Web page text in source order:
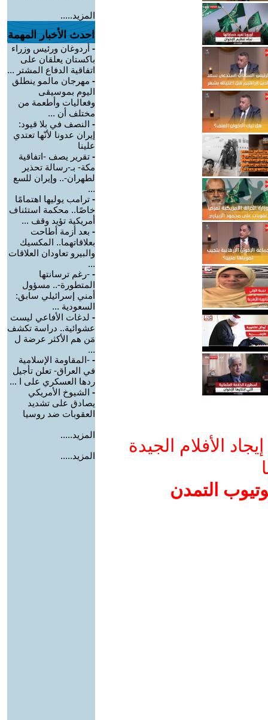
الأفلام الجيدة
التمدن
المزيد.....
احدث الأخبار المهمة
- أردوغان ورئيس وزراء
باكستان يعلقان على
اتفاقية الدفاع المشتر ...
- مهرجان مالمو ينطلق
اليوم بموسيقى
وفعاليات وأطعمة من
مختلف أن ...
- النصف في بلا قيود:
إيران عدونا لأنّها تعتدي
علينا
- تقرير يصف -اتفاقية
مكة- بـ-رسالة تحذير
لطهران-.. وإيران للسع
...
- ترامب يوليها اهتمامًا
خاصًا.. محكمة استئناف
أمريكية تؤيد وقف ...
- بعد أزمة أطاحت
بعلاقاتهما.. المكسيك
والبيرو تعاودان العلاقات
...
- -رغم ترسانتها
المتطورة-.. مسؤول
أمني إسرائيلي سابق:
السعودية ...
- لدغات الأفاعي ليست
عشوائية.. دراسة تكشف
مَن هم الأكثر عرضة ل
...
- -المقاومة الإسلامية
في العراق- تعلن تأجيل
ردها العسكري على ا ...
- الشيوخ الأمريكي
يصادق على تشديد
العقوبات ضد روسيا
المزيد.....
المزيد.....